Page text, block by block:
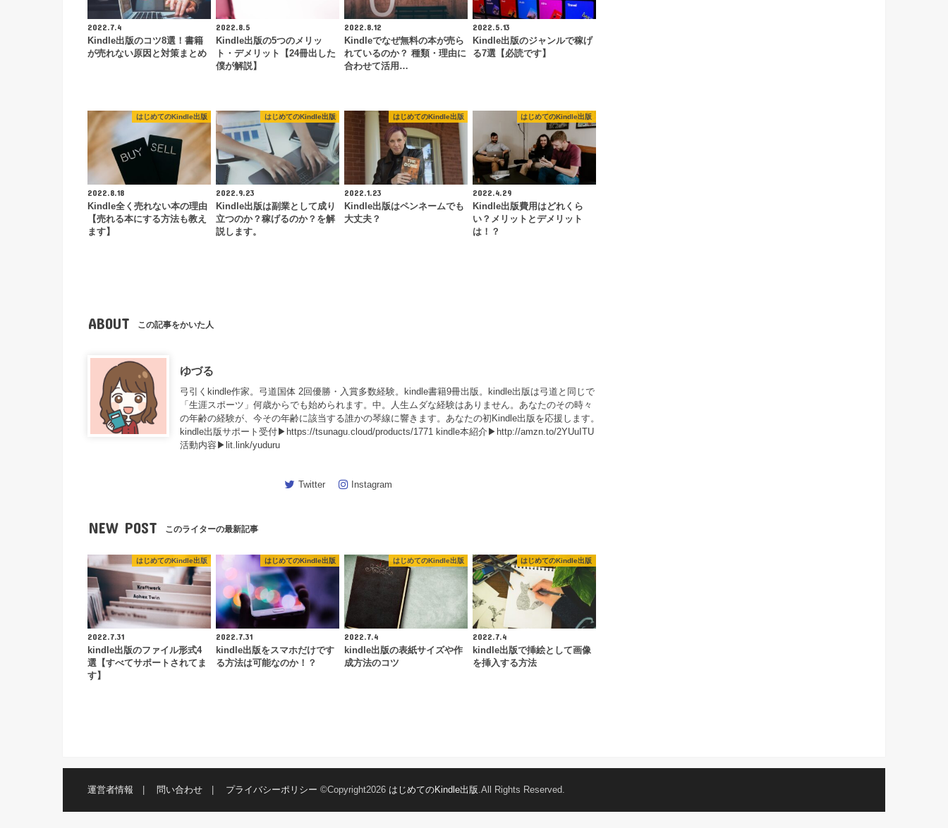
2022.7.4
Kindle出版のコツ8選！書籍
が売れない原因と対策まとめ
2022.8.5
Kindle出版の5つのメリッ
ト・デメリット【24冊出した
僕が解説】
2022.8.12
Kindleでなぜ無料の本が売ら
れているのか？ 種類・理由に
合わせて活用…
2022.5.13
Kindle出版のジャンルで稼げ
る7選【必読です】
はじめてのKindle出版
2022.8.18
Kindle全く売れない本の理由
【売れる本にする方法も教え
ます】
はじめてのKindle出版
2022.9.23
Kindle出版は副業として成り
立つのか？稼げるのか？を解
説します。
はじめてのKindle出版
2022.1.23
Kindle出版はペンネームでも
大丈夫？
はじめてのKindle出版
2022.4.29
Kindle出版費用はどれくら
い？メリットとデメリット
は！？
ABOUT この記事をかいた人
ゆづる
弓引くkindle作家。弓道国体 2回優勝・入賞多数経験。kindle書籍9冊出版。kindle出版は弓道と同じで
「生涯スポーツ」何歳からでも始められます。中。人生ムダな経験はありません。あなたのその時々
の年齢の経験が、今その年齢に該当する誰かの琴線に響きます。あなたの初Kindle出版を応援します。
kindle出版サポート受付▶https://tsunagu.cloud/products/1771 kindle本紹介▶http://amzn.to/2YUuITU
活動内容▶lit.link/yuduru
Twitter Instagram
NEW POST このライターの最新記事
はじめてのKindle出版
2022.7.31
kindle出版のファイル形式4
選【すべてサポートされてま
す】
はじめてのKindle出版
2022.7.31
kindle出版をスマホだけです
る方法は可能なのか！？
はじめてのKindle出版
2022.7.4
kindle出版の表紙サイズや作
成方法のコツ
はじめてのKindle出版
2022.7.4
kindle出版で挿絵として画像
を挿入する方法
運営者情報 問い合わせ プライバシーポリシー ©Copyright2026 はじめてのKindle出版.All Rights Reserved.